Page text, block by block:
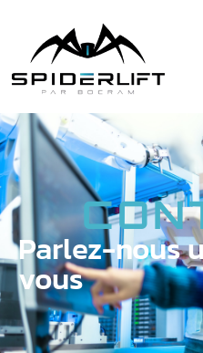
Parlez-nous
vous